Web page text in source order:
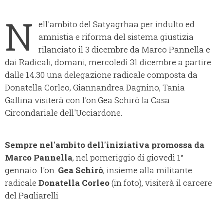
N ell'ambito del Satyagrhaa per indulto ed
amnistia e riforma del sistema giustizia
rilanciato il 3 dicembre da Marco Pannella e
dai Radicali, domani, mercoledì 31 dicembre a partire
dalle 14.30 una delegazione radicale composta da
Donatella Corleo, Giannandrea Dagnino, Tania
Gallina visiterà con l'on.Gea Schirò la Casa
Circondariale dell'Ucciardone.
Sempre nel'ambito dell'iniziativa promossa da
Marco Pannella, nel pomeriggio di giovedì 1°
gennaio. l'on. Gea Schirò, insieme alla militante
radicale Donatella Corleo(in foto), visiterà il carcere
del Pagliarelli